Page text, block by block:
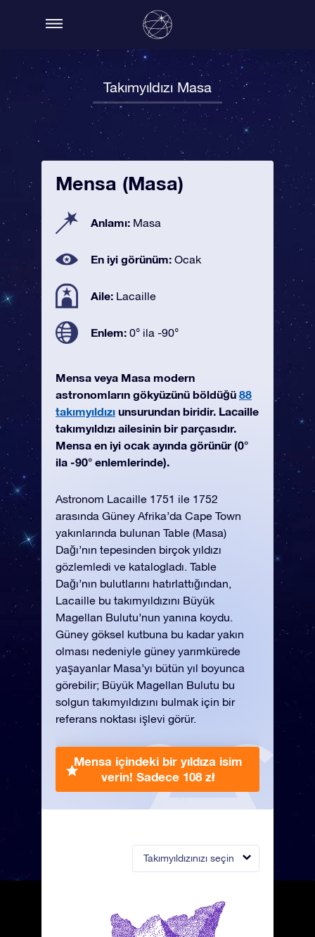
Takımyıldızı Masa
Takımyıldızınızı seçin
Mensa (Masa)
Anlamı: Masa
En iyi görünüm: Ocak
Aile: Lacaille
Enlem: 0° ila -90°
Mensa veya Masa modern
astronomların gökyüzünü böldüğü 88
takımyıldızı unsurundan biridir. Lacaille
takımyıldızı ailesinin bir parçasıdır.
Mensa en iyi ocak ayında görünür (0°
ila -90° enlemlerinde).
Astronom Lacaille 1751 ile 1752
arasında Güney Afrika’da Cape Town
yakınlarında bulunan Table (Masa)
Dağı’nın tepesinden birçok yıldızı
gözlemledi ve katalogladı. Table
Dağı’nın bulutlarını hatırlattığından,
Lacaille bu takımyıldızını Büyük
Magellan Bulutu’nun yanına koydu.
Güney göksel kutbuna bu kadar yakın
olması nedeniyle güney yarımkürede
yaşayanlar Masa’yı bütün yıl boyunca
görebilir; Büyük Magellan Bulutu bu
solgun takımyıldızını bulmak için bir
referans noktası işlevi görür.
Mensa içindeki bir yıldıza isim
verin! Sadece 108 zł